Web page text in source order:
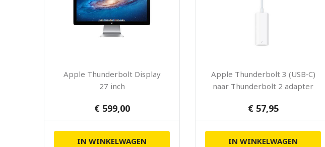
Apple Thunderbolt Display
27 inch
€ 599,00
IN WINKELWAGEN
Apple Thunderbolt 3 (USB‑C)
naar Thunderbolt 2 adapter
€ 57,95
IN WINKELWAGEN